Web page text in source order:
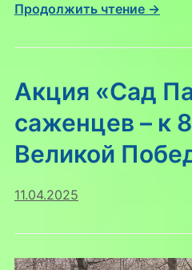
Продолжить чтение →
Акция «Сад
саженцев – к
Великой
11.04.2025